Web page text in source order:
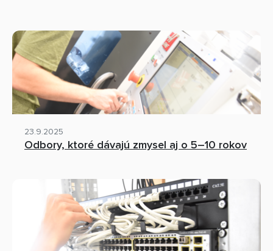
23.9.2025
Odbory, ktoré dávajú zmysel aj o 5–10 rokov